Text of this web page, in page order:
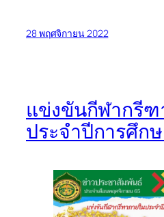
28 พฤศจิกายน 2022
แข่งขันกีฬากรีฑ
ประจำปีการศึก